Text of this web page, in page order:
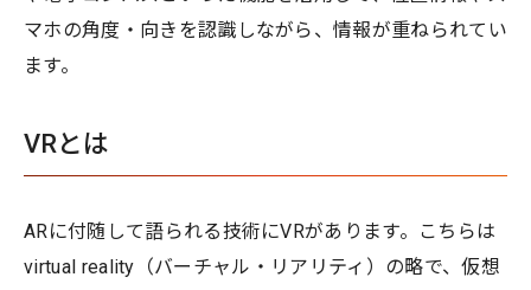
マホの角度・向きを認識しながら、情報が重ねられてい
ます。
VRとは
ARに付随して語られる技術にVRがあります。こちらは
virtual reality（バーチャル・リアリティ）の略で、仮想